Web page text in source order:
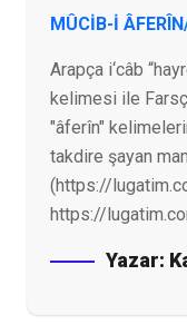
MÛCİB-İ
Arapça i‘câb
kelimesi ile
"âferîn"
takdire şayan
(https://
https://
Yazar: